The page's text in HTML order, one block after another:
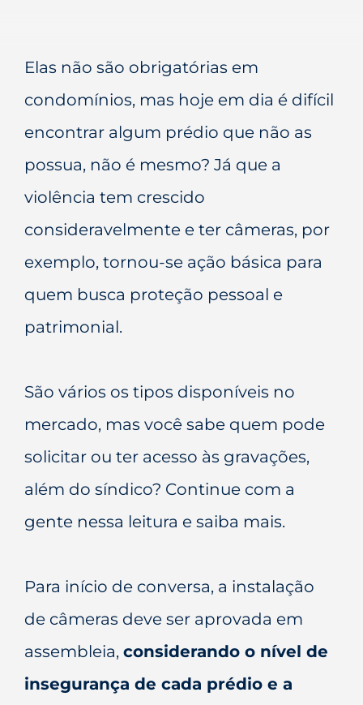
Elas não são obrigatórias em
condomínios, mas hoje em dia é difícil
encontrar algum prédio que não as
possua, não é mesmo? Já que a
violência tem crescido
consideravelmente e ter câmeras, por
exemplo, tornou-se ação básica para
quem busca proteção pessoal e
patrimonial.
São vários os tipos disponíveis no
mercado, mas você sabe quem pode
solicitar ou ter acesso às gravações,
além do síndico? Continue com a
gente nessa leitura e saiba mais.
Para início de conversa, a instalação
de câmeras deve ser aprovada em
assembleia, considerando o nível de
insegurança de cada prédio e a